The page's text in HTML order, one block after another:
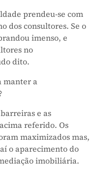
prendeu-se com
dos consultores. Se o
imenso, e
no
dito.
manter a
e as
referido. Os
maximizados mas,
o aparecimento do
imobiliária.